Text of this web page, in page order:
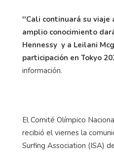
''Cali continuará su viaje
amplio conocimiento
Hennessy y a Leilani
participación en Tokyo
información.
El Comité Olímpico
recibió el viernes la
Surfing Association (ISA)